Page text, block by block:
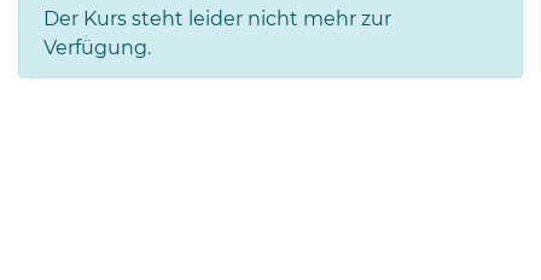
Der Kurs steht leider nicht mehr zur
Verfügung.